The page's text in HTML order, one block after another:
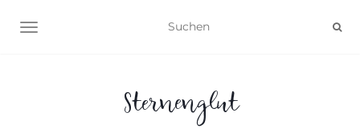
NAVIGATION UMSCHALTEN
Sternenglut